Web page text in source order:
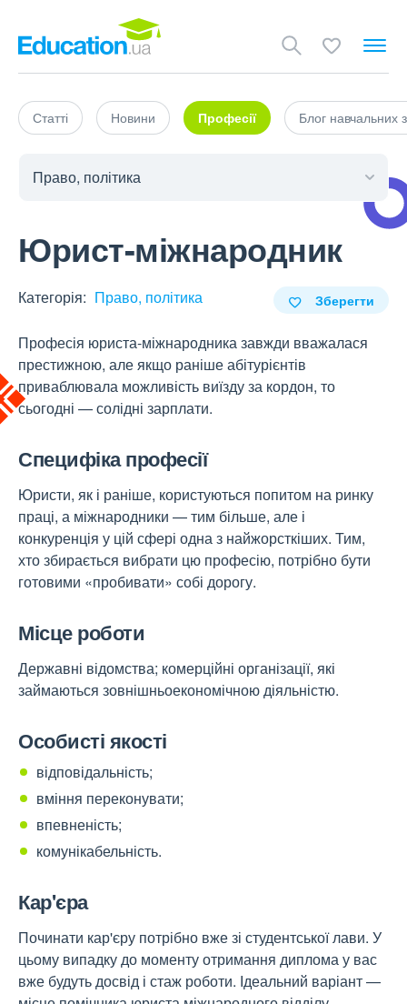
Статті Новини Професії Блог навчальних
Юрист-міжнародник
Категорія: Право, політика Зберегти
Професія юриста-міжнародника завжди вважалася
престижною, але якщо раніше абітурієнтів
приваблювала можливість виїзду за кордон, то
сьогодні — солідні зарплати.
Специфіка професії
Юристи, як і раніше, користуються попитом на ринку
праці, а міжнародники — тим більше, але і
конкуренція у цій сфері одна з найжорсткіших. Тим,
хто збирається вибрати цю професію, потрібно бути
готовими «пробивати» собі дорогу.
Місце роботи
Державні відомства; комерційні організації, які
займаються зовнішньоекономічною діяльністю.
Особисті якості
відповідальність;
вміння переконувати;
впевненість;
комунікабельність.
Кар'єра
Починати кар'єру потрібно вже зі студентської лави. У
цьому випадку до моменту отримання диплома у вас
вже будуть досвід і стаж роботи. Ідеальний варіант —